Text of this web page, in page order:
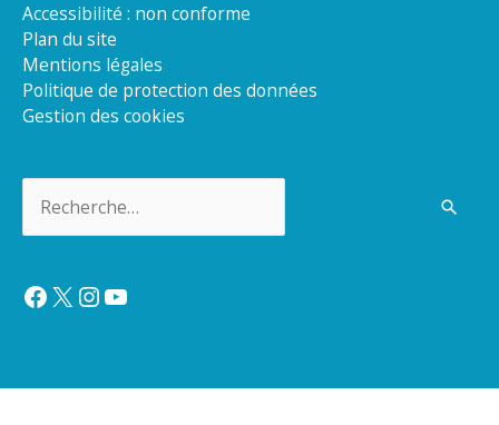
Accessibilité : non conforme
Plan du site
Mentions légales
Politique de protection des données
Gestion des cookies
Facebook
X Instagram
YouTube